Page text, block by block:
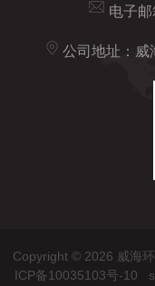
电子邮
公司地址：威
Copyright © 2026 威海
ICP备10035103号-10